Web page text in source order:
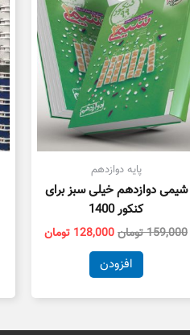
پایه دوازدهم
شیمی دوازدهم خیلی سبز برای
کنکور 1400
159,000تومان128,000 تومان
افزودن